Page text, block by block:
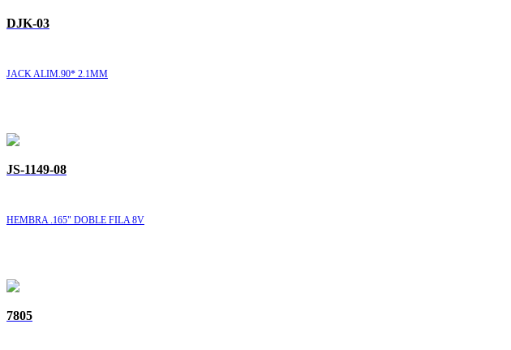
DJK-03
JACK ALIM.90* 2.1MM
JS-1149-08
HEMBRA .165" DOBLE FILA 8V
7805